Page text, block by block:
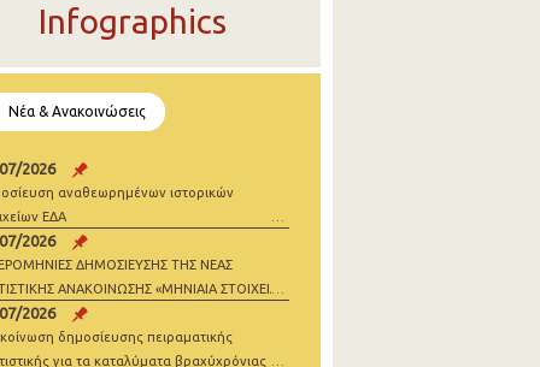
Infographics
Νέα & Ανακοινώσεις
2026
αναθεωρημένων ιστορικών
ΕΔΑ
2026
ΔΗΜΟΣΙΕΥΣΗΣ ΤΗΣ ΝΕΑΣ
ΑΝΑΚΟΙΝΩΣΗΣ «ΜΗΝΙΑΙΑ ΣΤΟΙΧΕΙΑ
2026
2026
δημοσίευσης πειραματικής
για τα καταλύματα βραχύχρόνιας